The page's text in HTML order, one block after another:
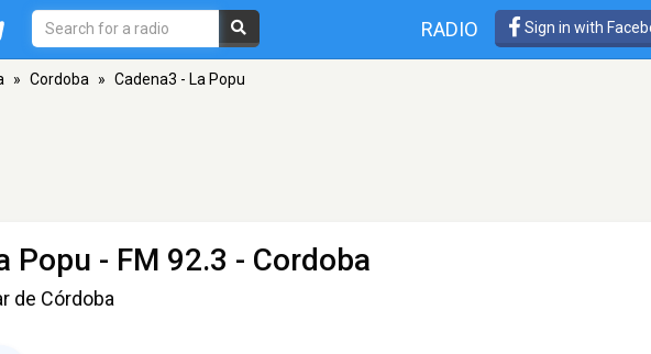
RADIO Sign in with
» Cordoba » Cadena3 - La Popu
Popu - FM 92.3 - Cordoba
de Córdoba